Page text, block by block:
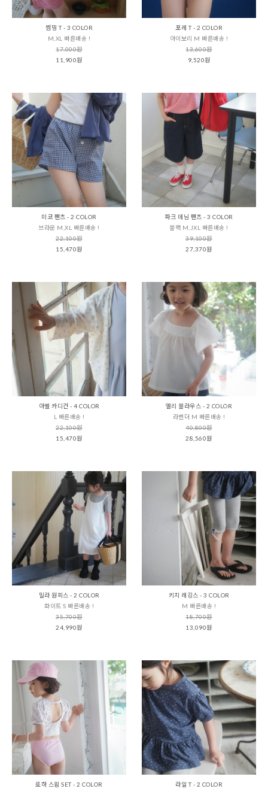
썸띵 T - 3 COLOR
M,XL 빠른배송 !
17,000원
11,900원
포레 T - 2 COLOR
아이보리 M 빠른배송 !
13,600원
9,520원
미코 팬츠 - 2 COLOR
브라운 M,XL 빠른배송 !
22,100원
15,470원
파크 데님 팬츠 - 3 COLOR
블랙 M,JXL 빠른배송 !
39,100원
27,370원
아벨 카디건 - 4 COLOR
L 빠른배송 !
22,100원
15,470원
엘리 블라우스 - 2 COLOR
라벤더 M 빠른배송 !
40,800원
28,560원
밀라 원피스 - 2 COLOR
화이트 S 빠른배송 !
35,700원
24,990원
키치 레깅스 - 3 COLOR
M 빠른배송 !
18,700원
13,090원
로하 스윔 SET - 2 COLOR
라일 T - 2 COLOR